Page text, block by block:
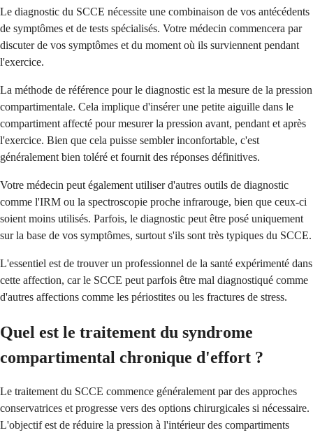
Le diagnostic du SCCE nécessite une combinaison de vos antécédents
de symptômes et de tests spécialisés. Votre médecin commencera par
discuter de vos symptômes et du moment où ils surviennent pendant
l'exercice.
La méthode de référence pour le diagnostic est la mesure de la pression
compartimentale. Cela implique d'insérer une petite aiguille dans le
compartiment affecté pour mesurer la pression avant, pendant et après
l'exercice. Bien que cela puisse sembler inconfortable, c'est
généralement bien toléré et fournit des réponses définitives.
Votre médecin peut également utiliser d'autres outils de diagnostic
comme l'IRM ou la spectroscopie proche infrarouge, bien que ceux-ci
soient moins utilisés. Parfois, le diagnostic peut être posé uniquement
sur la base de vos symptômes, surtout s'ils sont très typiques du SCCE.
L'essentiel est de trouver un professionnel de la santé expérimenté dans
cette affection, car le SCCE peut parfois être mal diagnostiqué comme
d'autres affections comme les périostites ou les fractures de stress.
Quel est le traitement du syndrome
compartimental chronique d'effort ?
Le traitement du SCCE commence généralement par des approches
conservatrices et progresse vers des options chirurgicales si nécessaire.
L'objectif est de réduire la pression à l'intérieur des compartiments